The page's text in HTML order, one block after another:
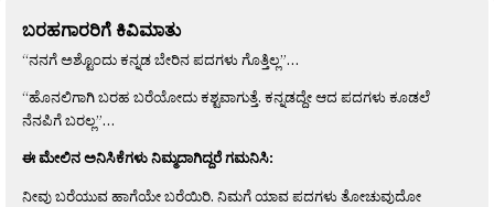
ಬರಹಗಾರರಿಗೆ ಕಿವಿಮಾತು
“ನನಗೆ ಅಶ್ಟೊಂದು ಕನ್ನಡ ಬೇರಿನ ಪದಗಳು ಗೊತ್ತಿಲ್ಲ”…
“ಹೊನಲಿಗಾಗಿ ಬರಹ ಬರೆಯೋದು ಕಶ್ಟವಾಗುತ್ತೆ. ಕನ್ನಡದ್ದೇ ಆದ ಪದಗಳು ಕೂಡಲೆ
ನೆನಪಿಗೆ ಬರಲ್ಲ”…
ಈ ಮೇಲಿನ ಅನಿಸಿಕೆಗಳು ನಿಮ್ಮದಾಗಿದ್ದರೆ ಗಮನಿಸಿ:
ನೀವು ಬರೆಯುವ ಹಾಗೆಯೇ ಬರೆಯಿರಿ. ನಿಮಗೆ ಯಾವ ಪದಗಳು ತೋಚುವುದೋ